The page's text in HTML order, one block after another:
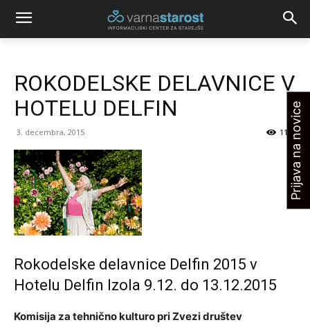
ROKODELSKE DELAVNICE V
HOTELU DELFIN
3. decembra, 2015 1111
Rokodelske delavnice Delfin 2015 v
Hotelu Delfin Izola 9.12. do 13.12.2015
Komisija za tehnično kulturo pri Zvezi društev
Prijava na novice